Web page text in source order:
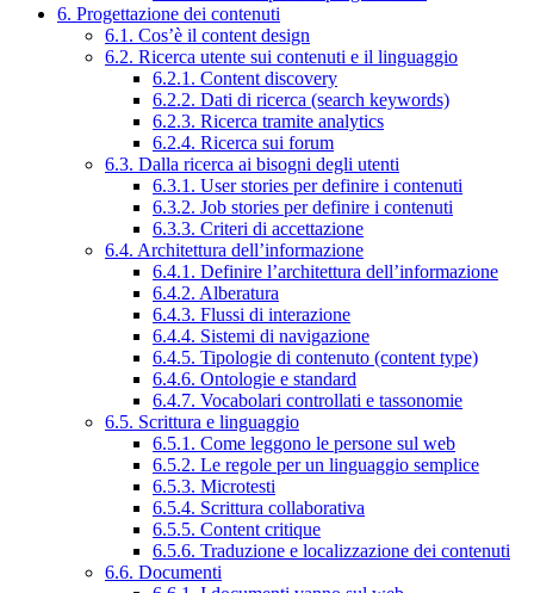
6. Progettazione dei contenuti
6.1. Cos’è il content design
6.2. Ricerca utente sui contenuti e il linguaggio
6.2.1. Content discovery
6.2.2. Dati di ricerca (search keywords)
6.2.3. Ricerca tramite analytics
6.2.4. Ricerca sui forum
6.3. Dalla ricerca ai bisogni degli utenti
6.3.1. User stories per definire i contenuti
6.3.2. Job stories per definire i contenuti
6.3.3. Criteri di accettazione
6.4. Architettura dell’informazione
6.4.1. Definire l’architettura dell’informazione
6.4.2. Alberatura
6.4.3. Flussi di interazione
6.4.4. Sistemi di navigazione
6.4.5. Tipologie di contenuto (content type)
6.4.6. Ontologie e standard
6.4.7. Vocabolari controllati e tassonomie
6.5. Scrittura e linguaggio
6.5.1. Come leggono le persone sul web
6.5.2. Le regole per un linguaggio semplice
6.5.3. Microtesti
6.5.4. Scrittura collaborativa
6.5.5. Content critique
6.5.6. Traduzione e localizzazione dei contenuti
6.6. Documenti